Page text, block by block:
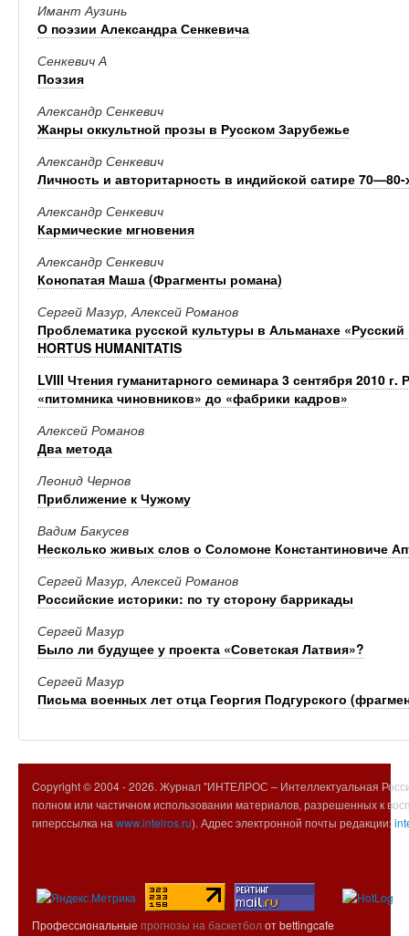
Имант Аузинь
О поэзии Александра Сенкевича
Сенкевич А
Поэзия
Александр Сенкевич
Жанры оккультной прозы в Русском Зарубежье
Александр Сенкевич
Личность и авторитарность в индийской сатире 70—80-
Александр Сенкевич
Кармические мгновения
Александр Сенкевич
Конопатая Маша (Фрагменты романа)
Сергей Мазур, Алексей Романов
Проблематика русской культуры в Альманахе
HORTUS HUMANITATIS
LVIII Чтения гуманитарного семинара 3 сентября 2010
«питомника чиновников» до «фабрики кадров»
Алексей Романов
Два метода
Леонид Чернов
Приближение к Чужому
Вадим Бакусев
Несколько живых слов о Соломоне Константиновиче
Сергей Мазур, Алексей Романов
Российские историки: по ту сторону баррикады
Сергей Мазур
Было ли будущее у проекта «Советская Латвия»?
Сергей Мазур
Письма военных лет отца Георгия Подгурского
Copyright © 2004 -2026. Журнал "ИНТЕЛРОС – Интеллектуальная
полном или частичном использовании материалов, разрешенных к
гиперссылка на www.intelros.ru). Адрес электронной почты редакции:
Профессиональные прогнозы на баскетбол от bettingcafe